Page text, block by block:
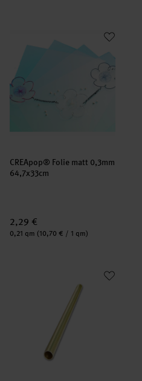
200x45cm
CREApop® Folie matt 0,3mm
CREApop® Folie matt 0,3mm
64,7x33cm
2,29 €
Inhalt:
0,21 qm (10,70 € / 1 qm)
DIN A3
Alubastelfolie Sterne gold-gold